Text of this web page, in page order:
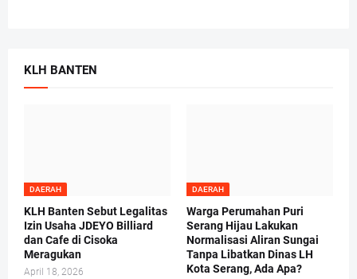
KLH BANTEN
DAERAH
KLH Banten Sebut Legalitas
Izin Usaha JDEYO Billiard
dan Cafe di Cisoka
Meragukan
April 18, 2026
DAERAH
Warga Perumahan Puri
Serang Hijau Lakukan
Normalisasi Aliran Sungai
Tanpa Libatkan Dinas LH
Kota Serang, Ada Apa?